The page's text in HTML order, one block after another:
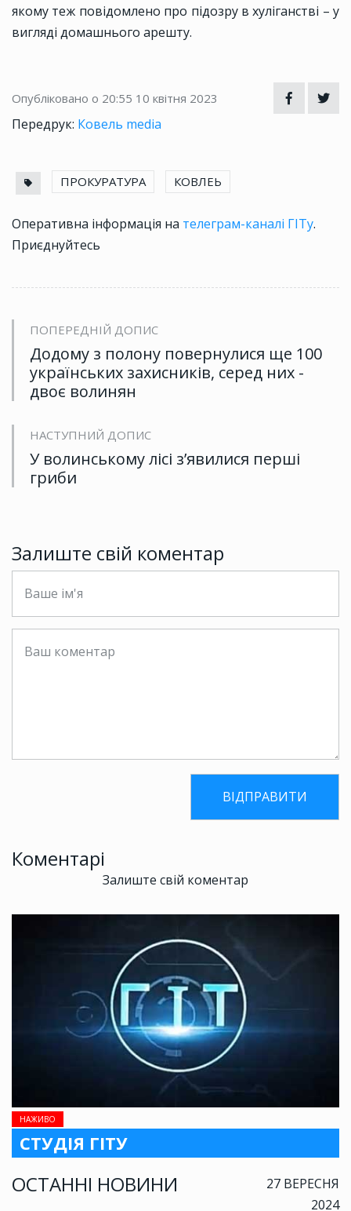
НАЖИВО
СТУДІЯ ГІТУ
ОСТАННІ НОВИНИ
27 ВЕРЕСНЯ
2024
якому теж повідомлено про підозру в хуліганстві – у
вигляді домашнього арешту.
Опубліковано о 20:55 10 квітня 2023
Передрук: Ковель media
ПРОКУРАТУРА КОВЛЕЬ
Оперативна інформація на телеграм-каналі ГІТу.
Приєднуйтесь
ПОПЕРЕДНІЙ ДОПИС
Додому з полону повернулися ще 100
українських захисників, серед них -
двоє волинян
НАСТУПНИЙ ДОПИС
У волинському лісі з’явилися перші
гриби
Залиште свій коментар
Коментарі
Залиште свій коментар